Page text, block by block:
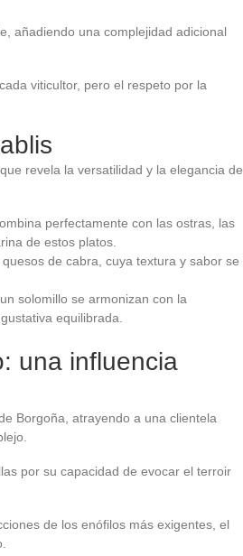
añadiendo una complejidad adicional
viticultor, pero el respeto por la
revela la versatilidad y la elegancia de
perfectamente con las ostras, las
de estos platos.
de cabra, cuya textura y sabor se
solomillo se armonizan con la
equilibrada.
una influencia
Borgoña, atrayendo a una clientela
por su capacidad de evocar el terroir
de los enófilos más exigentes, el